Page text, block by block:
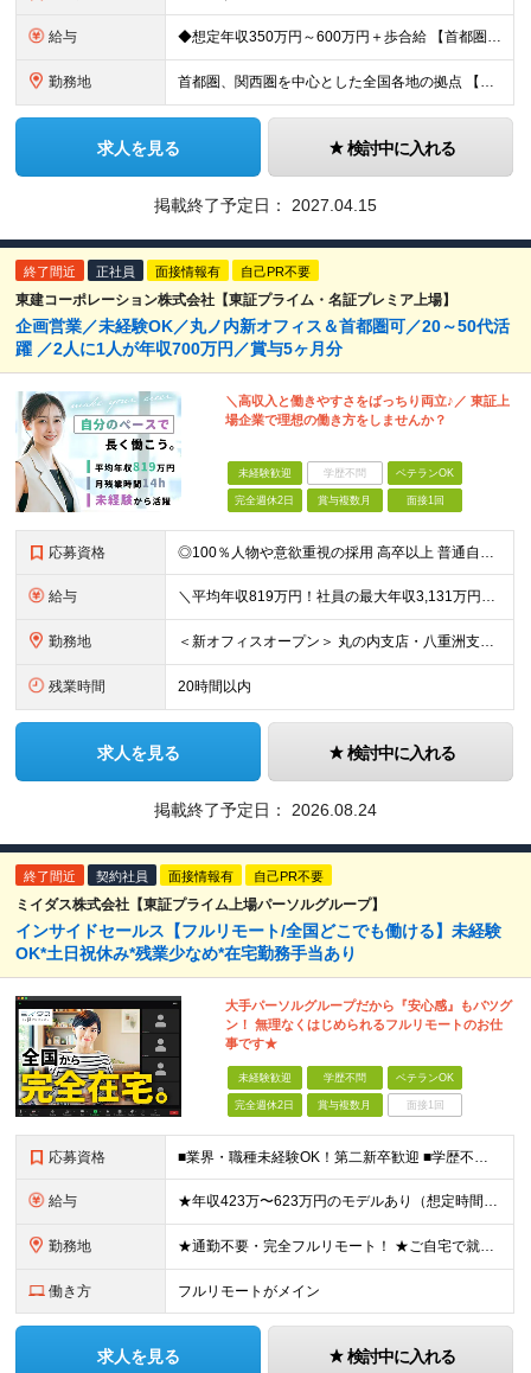
給与 ◆想定年収350万円～600万円＋歩合給 【首都圏・東海・関西】 月給29.2万円～ （固定給25万円＋定額歩合給4万2千円、固定残業手当月約57時間分9万2700円含む） 【その他】 月給27.
勤務地 首都圏、関西圏を中心とした全国各地の拠点 【首都圏・東海・関西】 東京、千葉、埼玉、神奈川、茨城、愛知、三重、岐阜、静岡、大阪、京都、奈良、滋賀、兵庫 【その他】 栃木、群馬、北海道、宮城、新潟、
求人を見る 検討中に入れる
掲載終了予定日： 2027.04.15
終了間近 正社員 面接情報有 自己PR不要
東建コーポレーション株式会社【東証プライム・名証プレミア上場】
企画営業／未経験OK／丸ノ内新オフィス＆首都圏可／20～50代活
躍 ／2人に1人が年収700万円／賞与5ヶ月分
＼高収入と働きやすさをばっちり両立♪／ 東証上
場企業で理想の働き方をしませんか？
未経験歓迎 学歴不問 ベテランOK
完全週休2日 賞与複数月 面接1回
応募資格 ◎100％人物や意欲重視の採用 高卒以上 普通自動車第一種運転免許取得者（AT限定可） ★職歴は全く問いません！ 前向きにコツコツと向き合える方であれば結果がついてくるお仕事です。 現職・無職、正社
給与 ＼平均年収819万円！社員の最大年収3,131万円／ ＼2人に1人が年収700万円以上／ ＼5人に1人が年収1,000万円以上！／ 固定給だけで、年収524万円も可能！ インセンティブだけでなく固定給
勤務地 ＜新オフィスオープン＞ 丸の内支店・八重洲支店 東京都千代田区丸の内1丁目9-1 グラントウキョウノースタワーオフィス40階（東京ヘッドオフィス内） ★東京駅直結の新オフィスで雨にも濡れずに通勤♪
残業時間 20時間以内
求人を見る 検討中に入れる
掲載終了予定日： 2026.08.24
終了間近 契約社員 面接情報有 自己PR不要
ミイダス株式会社【東証プライム上場パーソルグループ】
インサイドセールス【フルリモート/全国どこでも働ける】未経験
OK*土日祝休み*残業少なめ*在宅勤務手当あり
大手パーソルグループだから『安心感』もバツグ
ン！ 無理なくはじめられるフルリモートのお仕
事です★
未経験歓迎 学歴不問 ベテランOK
完全週休2日 賞与複数月 面接1回
応募資格 ■業界・職種未経験OK！第二新卒歓迎 ■学歴不問 ■営業や販売サービス業・カスタマーサポートなど、顧客折衝経験をお持ちの方 ＜契約更新あり＞ 初回2ヵ月、2回目3ヵ月、3回目以降6ヵ月 ※目標の達
給与 ★年収423万〜623万円のモデルあり（想定時間外手当10時間分含む） ★半年に一度ドカンと支給のボーナスあり（半年に1度最大150万円） 月給25万円〜＋各種手当＋インセンティブ ＊リモートワーク
勤務地 ★通勤不要・完全フルリモート！ ★ご自宅で就業いただきます ……………………………………… 東京都品川区北品川5-1-18 住友不動産大崎ツインビル東館 ┗JR山手線・埼京線・湘南新宿ライン・りんかい
働き方 フルリモートがメイン
求人を見る 検討中に入れる